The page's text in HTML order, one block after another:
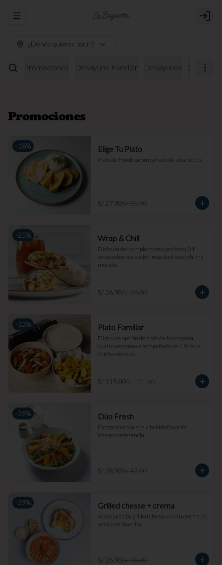
Abrir menu de navegación Login
¿Dónde quieres pedir?
Promociones Desayuno Familiar Desayunos
Promociones
-18% Elige Tu Plato
Plato de Fondo acompañado de una bebida
S/ 27.90S/ 33.90
-25% Wrap & Chill
Disfruta del complemento perfecto, 01
wrap sabor a elección más iced tea o chicha
morada.
S/ 26.90S/ 36.00
-13% Plato Familiar
Elige una opción de plato de fondo para
cuatro personas acompañado de 1 litro de
chicha morada.
S/ 115.00S/ 131.60
-39% Dúo Fresh
Escoge tu ensalada y bebida favorita.
Imagen referencial.
S/ 28.90S/ 47.00
-29% Grilled chesse + crema
Acompaña tu grilled chesse con tu crema de
verduras favorita.
S/ 26.90S/ 38.00